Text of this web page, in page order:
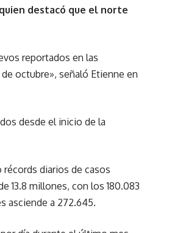
destacó que el norte
reportados en las
octubre», señaló Etienne en
desde el inicio de la
récords diarios de casos
13.8 millones, con los 180.083
asciende a 272.645.